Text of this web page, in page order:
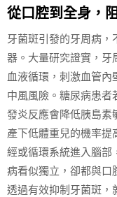
從口腔到全身，
牙菌斑引發的牙周病，
器。大量研究證實，牙
血液循環，刺激血管
中風風險。糖尿病患者
發炎反應會降低胰島素
產下低體重兒的機率提
經或循環系統進入腦部
病看似獨立，卻都與口
透過有效抑制牙菌斑，